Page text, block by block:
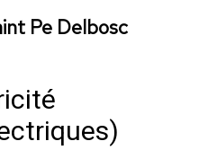
Pe Delbosc